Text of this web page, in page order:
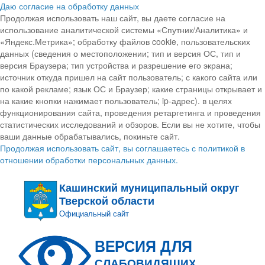
Даю согласие на обработку данных
Продолжая использовать наш сайт, вы даете согласие на
использование аналитической системы «Спутник/Аналитика» и
«Яндекс.Метрика»; обработку файлов cookie, пользовательских
данных (сведения о местоположении; тип и версия ОС, тип и
версия Браузера; тип устройства и разрешение его экрана;
источник откуда пришел на сайт пользователь; с какого сайта или
по какой рекламе; язык ОС и Браузер; какие страницы открывает и
на какие кнопки нажимает пользователь; ip-адрес). в целях
функционирования сайта, проведения ретаргетинга и проведения
статистических исследований и обзоров. Если вы не хотите, чтобы
ваши данные обрабатывались, покиньте сайт.
Продолжая использовать сайт, вы соглашаетесь с политикой в
отношении обработки персональных данных.